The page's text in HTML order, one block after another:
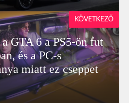
GTA 6 a PS5-ön fut
és a PC-s
miatt ez cseppet
KÖVETKEZŐ